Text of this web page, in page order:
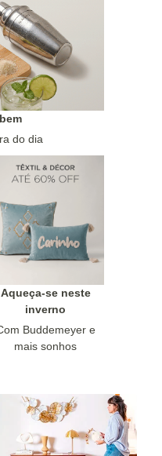
do dia
Aqueça-se neste
inverno
Buddemeyer e
mais sonhos